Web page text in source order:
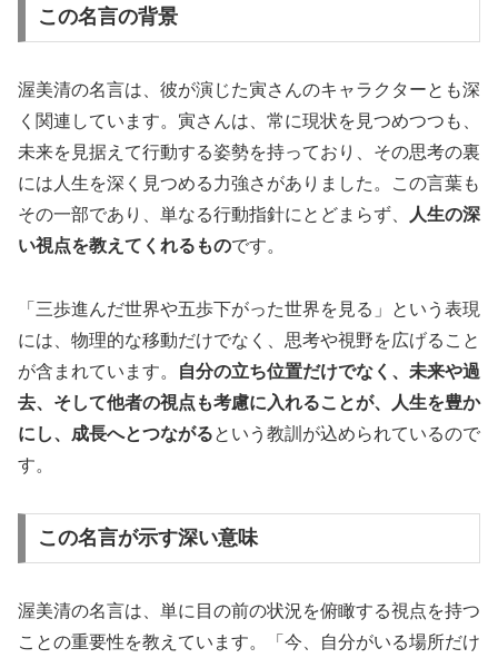
この名言の背景
渥美清の名言は、彼が演じた寅さんのキャラクターとも深
く関連しています。寅さんは、常に現状を見つめつつも、
未来を見据えて行動する姿勢を持っており、その思考の裏
には人生を深く見つめる力強さがありました。この言葉も
その一部であり、単なる行動指針にとどまらず、
人生の深
い視点を教えてくれるものです。
「三歩進んだ世界や五歩下がった世界を見る」という表現
には、物理的な移動だけでなく、思考や視野を広げること
が含まれています。
自分の立ち位置だけでなく、未来や過
去、そして他者の視点も考慮に入れることが、人生を豊か
にし、成長へとつながるという教訓が込められているので
す。
この名言が示す深い意味
渥美清の名言は、単に目の前の状況を俯瞰する視点を持つ
ことの重要性を教えています。「今、自分がいる場所だけ